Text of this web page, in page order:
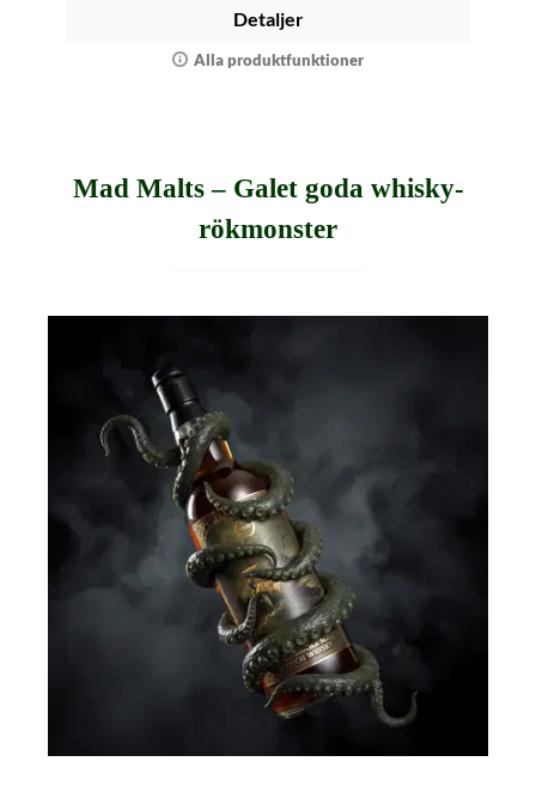
Detaljer
Alla produktfunktioner
Mad Malts – Galet goda whisky-
rökmonster